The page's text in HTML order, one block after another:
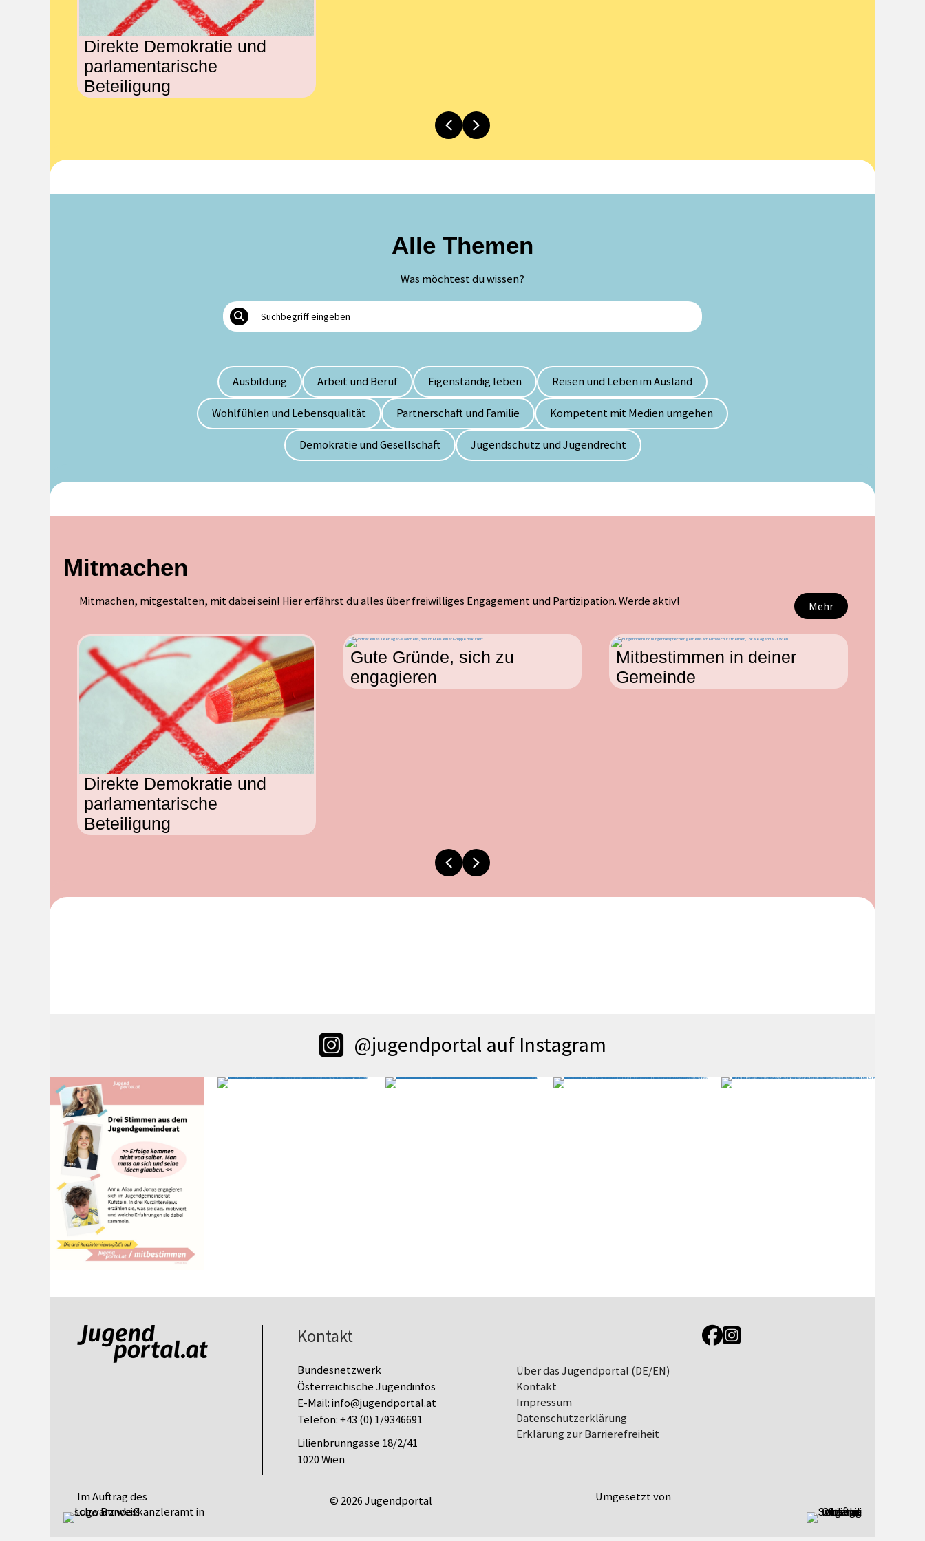
Direkte Demokratie und
parlamentarische
Beteiligung
Previous
Next
Alle Themen
Was möchtest du wissen?
Ausbildung Arbeit und Beruf Eigenständig leben Reisen und Leben im Ausland
Wohlfühlen und Lebensqualität Partnerschaft und Familie Kompetent mit Medien umgehen
Demokratie und Gesellschaft Jugendschutz und Jugendrecht
Mitmachen
Mitmachen, mitgestalten, mit dabei sein! Hier erfährst du alles über freiwilliges Engagement und Partizipation. Werde aktiv! Mehr
Direkte Demokratie und
parlamentarische
Beteiligung
Gute Gründe, sich zu
engagieren
Mitbestimmen in deiner
Gemeinde
Previous
Next
@jugendportal auf Instagram
Kontakt
Bundesnetzwerk
Österreichische Jugendinfos
E-Mail:info@jugendportal.at
Telefon:+43 (0) 1/9346691
Lilienbrunngasse 18/2/41
1020 Wien
Über das Jugendportal (DE/EN)
Kontakt
Impressum
Datenschutz­erklärung
Erklärung zur Barrierefreiheit
Link zur Jugendportal Facebookseite
Link zur Jugendportal Instagramseite
Im Auftrag des © 2026 Jugendportal Umgesetzt von